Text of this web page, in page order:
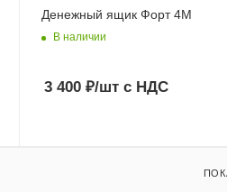
Денежный ящик Форт 4М
В наличии
3 400₽/штс НДС